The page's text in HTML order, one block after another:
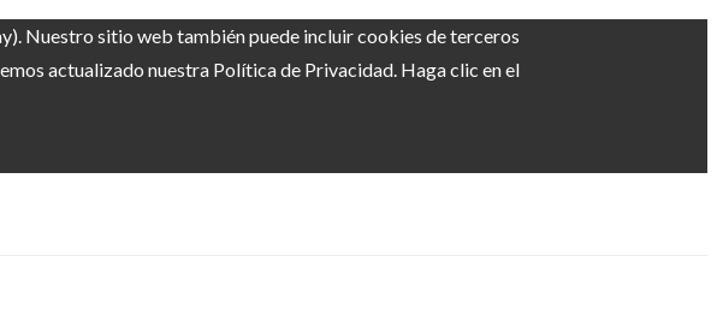
Nuestro sitio web también puede incluir cookies de terceros
actualizado nuestra Política de Privacidad. Haga clic en el